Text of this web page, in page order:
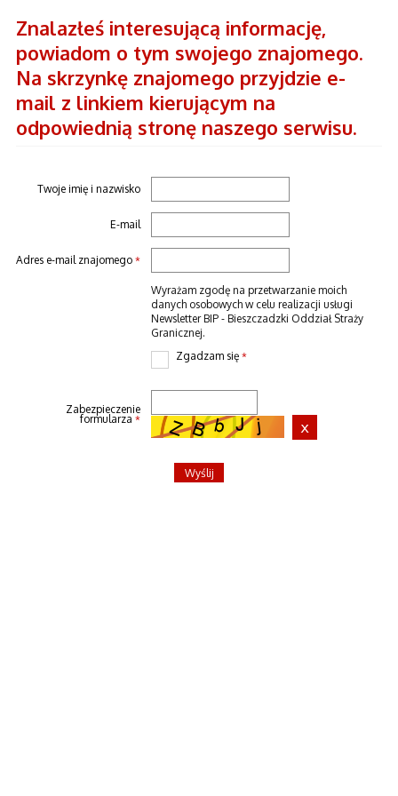
Znalazłeś interesującą informację,
powiadom o tym swojego znajomego.
Na skrzynkę znajomego przyjdzie e-
mail z linkiem kierującym na
odpowiednią stronę naszego serwisu.
Twoje imię i nazwisko
E-mail
Adres e-mail znajomego*
Wyrażam zgodę na przetwarzanie moich
danych osobowych w celu realizacji usługi
Newsletter BIP - Bieszczadzki Oddział Straży
Granicznej.
Zgadzam się*
Zabezpieczenie
formularza*